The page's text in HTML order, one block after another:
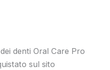
denti Oral Care Pro
sul sito